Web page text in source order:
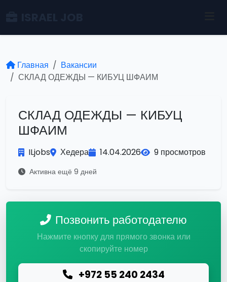
Главная
Вакансии
СКЛАД ОДЕЖДЫ — КИБУЦ ШФАИМ
СКЛАД ОДЕЖДЫ — КИБУЦ
ШФАИМ
ILjobs Хедера 14.04.2026 9 просмотров
Активна ещё 9 дней
Позвонить работодателю
Нажмите кнопку для прямого звонка или
скопируйте номер
+972 55 240 2434